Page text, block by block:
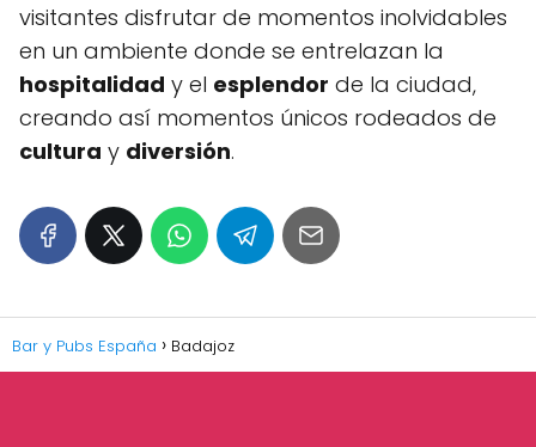
visitantes disfrutar de momentos inolvidables
en un ambiente donde se entrelazan la
hospitalidad y el esplendor de la ciudad,
creando así momentos únicos rodeados de
cultura y diversión.
Bar y Pubs España Badajoz